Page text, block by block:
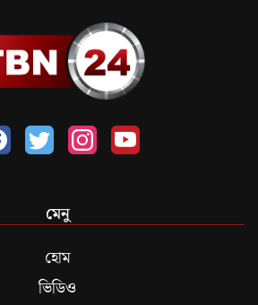
মেনু
হোম
ভিডিও